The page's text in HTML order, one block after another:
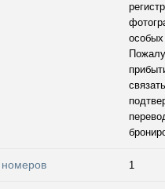
особых
номеров 1